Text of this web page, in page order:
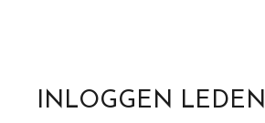
INLOGGEN LEDEN